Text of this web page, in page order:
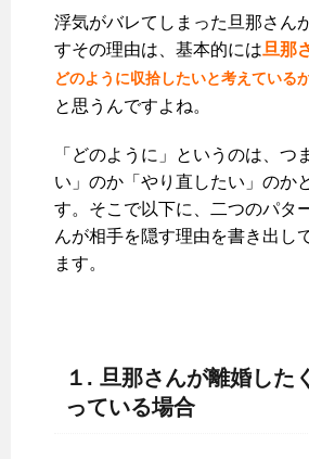
浮気がバレてしまった旦那さん
すその理由は、基本的には旦那
どのように収拾したいと考えている
と思うんですよね。
「どのように」というのは、つ
い」のか「やり直したい」のか
す。そこで以下に、二つのパタ
んが相手を隠す理由を書き出し
ます。
１. 旦那さんが離婚した
っている場合